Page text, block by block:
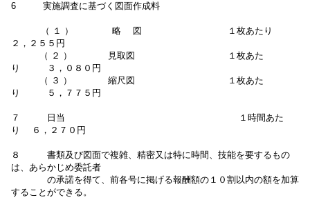
6 実施調査に基づく図面作成料
（ １ ） 略 図 １枚あたり
２，２５５円
（ ２ ） 見取図 １枚あた
り ３，０８０円
（ ３ ） 縮尺図 １枚あた
り ５，７７５円
７ 日当 １時間あた
り ６，２７０円
８ 書類及び図面で複雑、精密又は特に時間、技能を要するもの
は、あらかじめ委託者
の承諾を得て、前各号に掲げる報酬額の１０割以内の額を加算
することができる。